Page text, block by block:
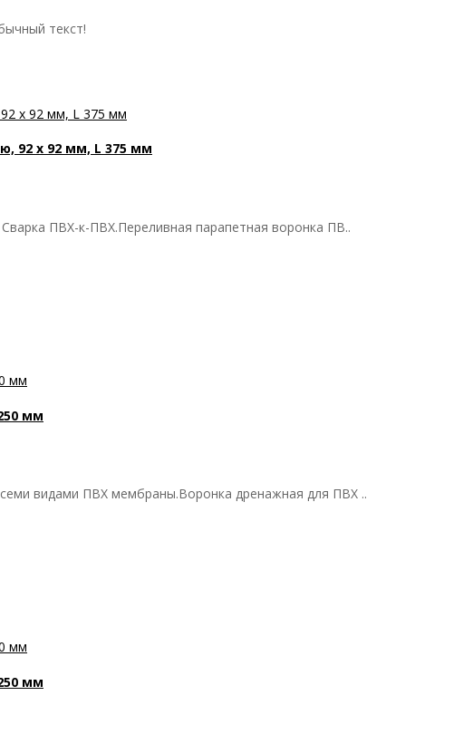
текст!
92 х 92 мм, L 375 мм
ПВХ-к-ПВХ.Переливная парапетная воронка ПВ..
мм
видами ПВХ мембраны.Воронка дренажная для ПВХ ..
мм